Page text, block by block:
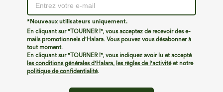
*Nouveaux utilisateurs uniquement.
En cliquant sur "TOURNER !", vous acceptez de recevoir des e-
mails promotionnels d'Halara. Vous pouvez vous désabonner à
tout moment.
En cliquant sur "TOURNER !", vous indiquez avoir lu et accepté
les conditions générales d'Halara, les règles de l'activitéet notre
politique de confidentialité.